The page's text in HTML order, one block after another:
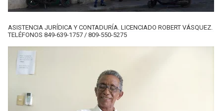
ASISTENCIA JURÍDICA Y CONTADURÍA. LICENCIADO ROBERT VÁSQUEZ.
TELÉFONOS 849-639-1757 / 809-550-5275